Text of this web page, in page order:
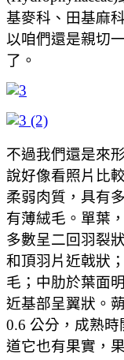
基麥科、田基麻
以咱們還是親切
了。
不過我們還是來
說好像看照片比
柔弱肉質，具有
有薄絨毛。單葉
多數呈二回羽裂
和頂羽片近戟狀
毛；中肋於葉面
近基部呈翼狀。
0.6 公分，成熟
道它也有果實，